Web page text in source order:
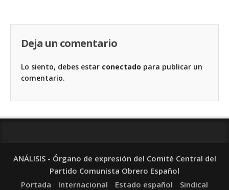
Deja un comentario
Lo siento, debes estar conectado para publicar un
comentario.
ANÁLISIS - Órgano de expresión del Comité Central del
Partido Comunista Obrero Español
Portada
Internacional Estado español Sindical